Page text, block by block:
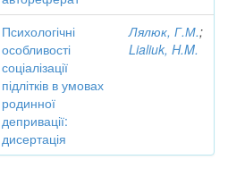
Психологічні
особливості
соціалізації
підлітків в умовах
родинної
депривації:
дисертація
Лялюк, Г.М.;
Lialiuk, H.M.